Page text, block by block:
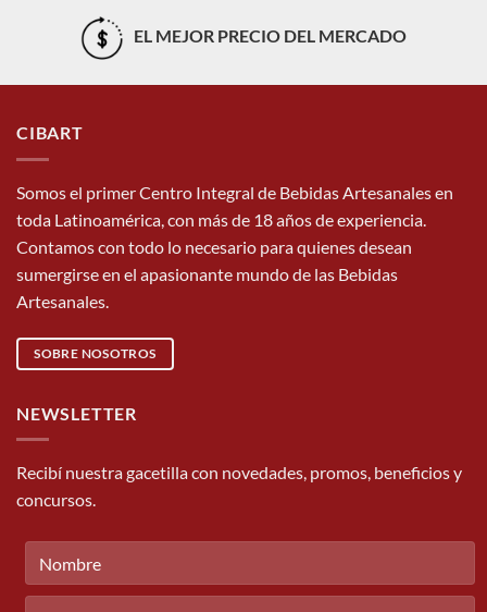
EL MEJOR PRECIO DEL MERCADO
CIBART
Somos el primer Centro Integral de Bebidas Artesanales en
toda Latinoamérica, con más de 18 años de experiencia.
Contamos con todo lo necesario para quienes desean
sumergirse en el apasionante mundo de las Bebidas
Artesanales.
SOBRE NOSOTROS
NEWSLETTER
Recibí nuestra gacetilla con novedades, promos, beneficios y
concursos.